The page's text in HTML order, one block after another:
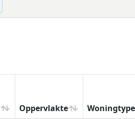
Oppervlakte Woningtype